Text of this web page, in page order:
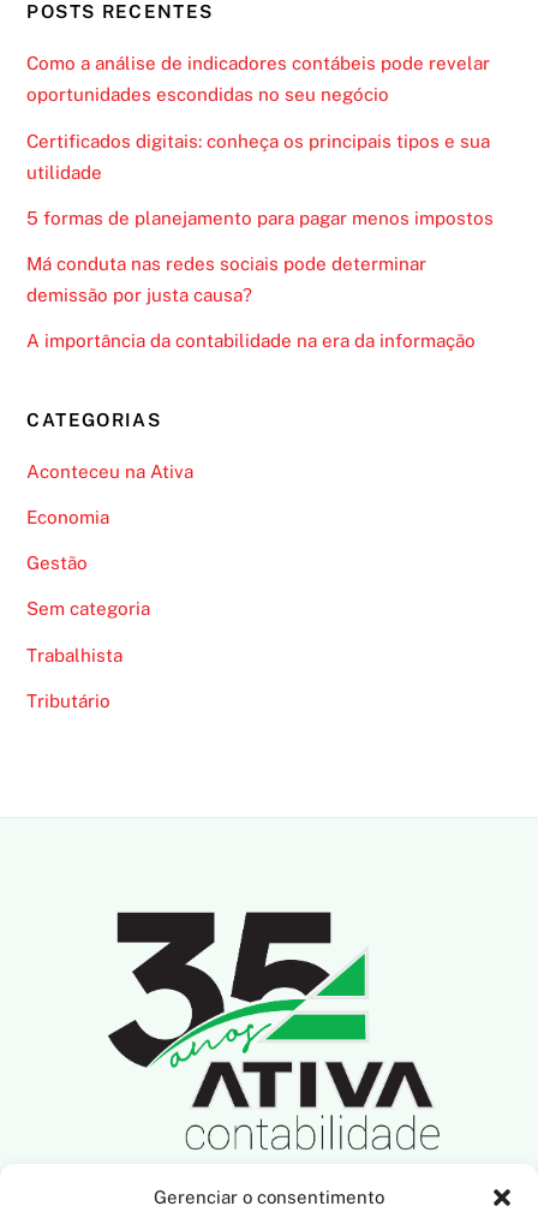
Gerenciar o consentimento
POSTS RECENTES
Como a análise de indicadores contábeis pode revelar
oportunidades escondidas no seu negócio
Certificados digitais: conheça os principais tipos e sua
utilidade
5 formas de planejamento para pagar menos impostos
Má conduta nas redes sociais pode determinar
demissão por justa causa?
A importância da contabilidade na era da informação
CATEGORIAS
Aconteceu na Ativa
Economia
Gestão
Sem categoria
Trabalhista
Tributário